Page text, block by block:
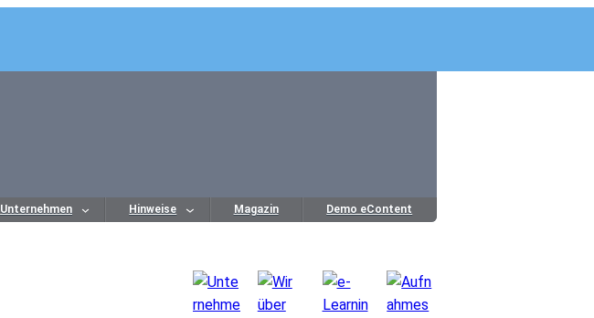
Unternehmen Hinweise Magazin Demo eContent